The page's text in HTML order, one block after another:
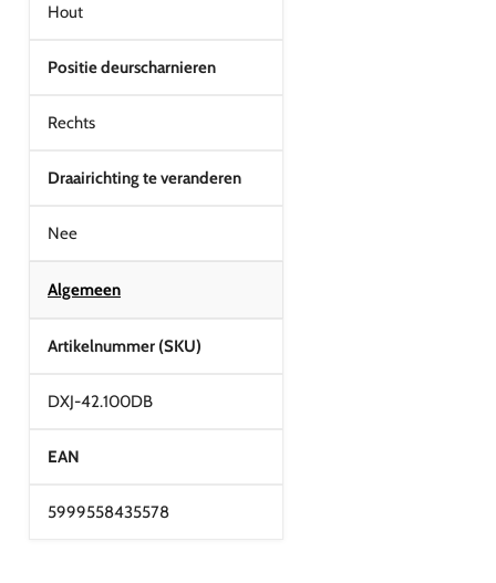
Hout
Positie deurscharnieren
Rechts
Draairichting te veranderen
Nee
Algemeen
Artikelnummer (SKU)
DXJ-42.100DB
EAN
5999558435578